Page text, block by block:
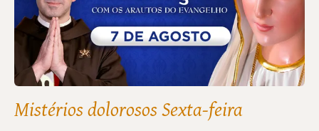
Mistérios dolorosos Sexta-feira